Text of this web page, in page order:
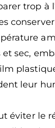
trop à
et sec,
leur
éviter le